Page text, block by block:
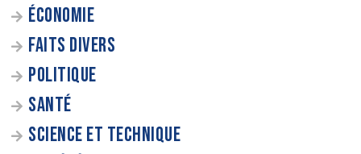
ÉCONOMIE
FAITS DIVERS
POLITIQUE
SANTÉ
SCIENCE ET TECHNIQUE